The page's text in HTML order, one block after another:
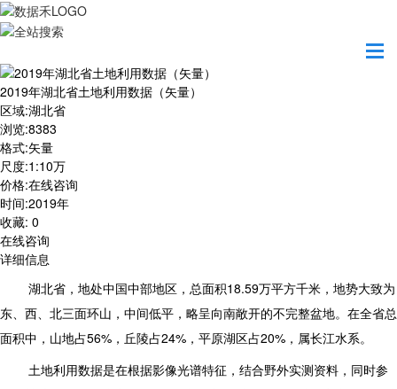
2019年湖北省土地利用数据（矢量）
区域:湖北省
浏览:8383
格式:矢量
尺度:1:10万
价格:在线咨询
时间:2019年
收藏: 0
在线咨询
详细信息
湖北省，地处中国中部地区，总面积18.59万平方千米，地势大致为
东、西、北三面环山，中间低平，略呈向南敞开的不完整盆地。在全省总
面积中，山地占56%，丘陵占24%，平原湖区占20%，属长江水系。
土地利用数据是在根据影像光谱特征，结合野外实测资料，同时参